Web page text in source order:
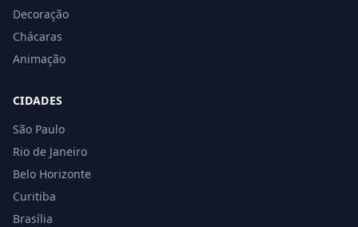
Decoração
Chácaras
Animação
CIDADES
São Paulo
Rio de Janeiro
Belo Horizonte
Curitiba
Brasília